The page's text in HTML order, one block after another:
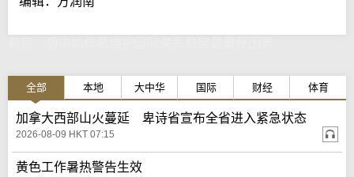
全部 本地 大中华 国际 财经 体育
加拿大西部山火蔓延 卑诗省宣布全省进入紧急状态
2026-08-09 HKT 07:15
黄色工作暑热警告生效